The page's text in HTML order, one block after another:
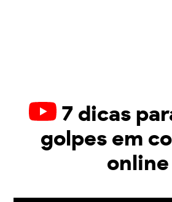
7 dicas
golpes em
online